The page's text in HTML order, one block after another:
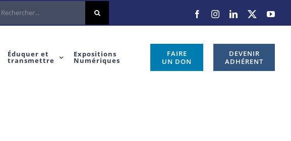
FacebookInstagramLinkedIn
X
Éduquer et
transmettre
Expositions
Numériques
FAIRE
UN DON
DEVENIR
ADHÉRENT